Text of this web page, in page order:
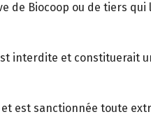
de Biocoop ou de tiers qui
interdite et constituerait
est sanctionnée toute